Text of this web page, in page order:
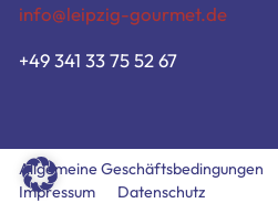
info@leipzig-gourmet.de
+49 341 33 75 52 67
Allgemeine Geschäftsbedingungen
Impressum
Datenschutz